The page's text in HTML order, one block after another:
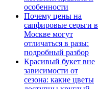
особенности
Почему цены на
сапфировые серьги в
Москве могут
отличаться в разы:
подробный разбор
Красивый букет вне
зависимости от
сезона: какие цветы